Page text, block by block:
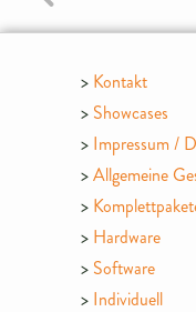
Kontakt
Showcases
Impressum /
Allgemeine
Hardware
Software
Individuell